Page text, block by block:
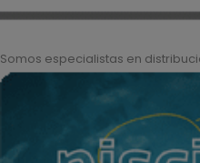
Somos especialistas en